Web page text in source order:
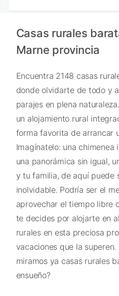
Casas rurales
Marne provincia
Encuentra 2148 casas
donde olvidarte de todo y
parajes en plena
un alojamiento rural
forma favorita de arrancar
Imagínatelo: una chimenea
una panorámica sin igual,
y tu familia, de aquí puede
inolvidable. Podría ser el
aprovechar el tiempo libre
te decides por alojarte en
rurales en esta preciosa
vacaciones que la
miramos ya casas rurales
ensueño?